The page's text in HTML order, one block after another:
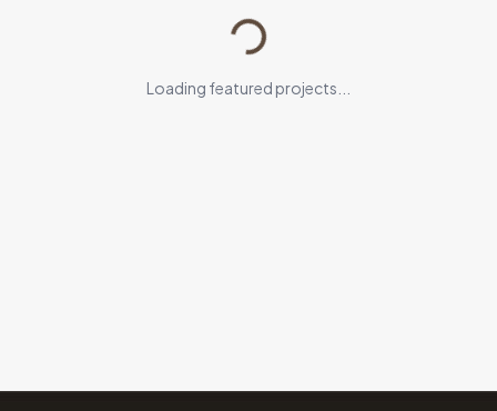
Loading...
Loading featured projects...